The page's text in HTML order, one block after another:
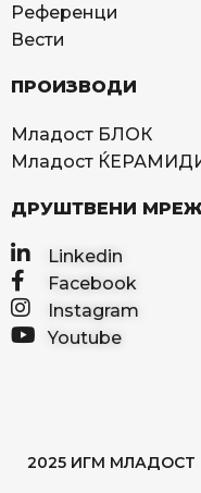
Референци
Вести
ПРОИЗВОДИ
Младост БЛОК
Младост
ДРУШТВЕНИ
Linkedin
Facebook
Instagram
Youtube
2025 ИГМ МЛАДОСТ